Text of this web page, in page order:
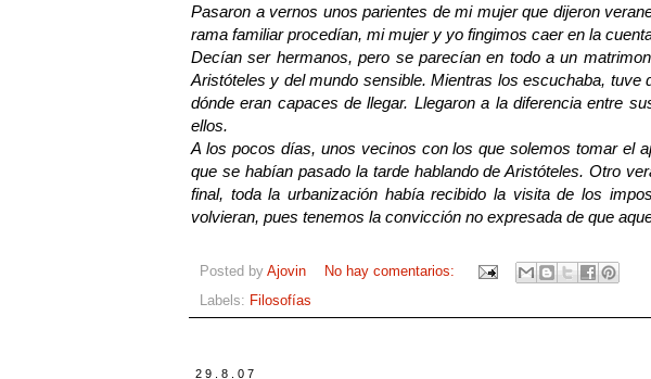
Pasaron a vernos unos parientes de mi mujer que dijeron
rama familiar procedían, mi mujer y yo fingimos caer en la
Decían ser hermanos, pero se parecían en todo a un
Aristóteles y del mundo sensible. Mientras los escuchaba,
dónde eran capaces de llegar. Llegaron a la diferencia entre
ellos.
A los pocos días, unos vecinos con los que solemos tomar el
que se habían pasado la tarde hablando de Aristóteles. Otro
final, toda la urbanización había recibido la visita de los
volvieran, pues tenemos la convicción no expresada de que
Posted by Ajovin
No hay comentarios:
Labels: Filosofías
29.8.07